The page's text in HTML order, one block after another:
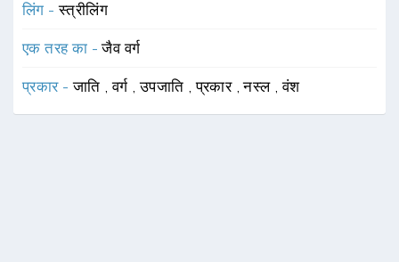
लिंग -स्त्रीलिंग
एक तरह का -जैव वर्ग
प्रकार -जाति ,वर्ग ,उपजाति ,प्रकार ,नस्ल ,वंश